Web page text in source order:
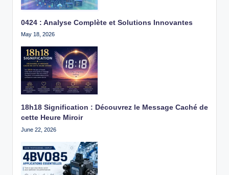
0424 : Analyse Complète et Solutions Innovantes
May 18, 2026
18h18 Signification : Découvrez le Message Caché de
cette Heure Miroir
June 22, 2026